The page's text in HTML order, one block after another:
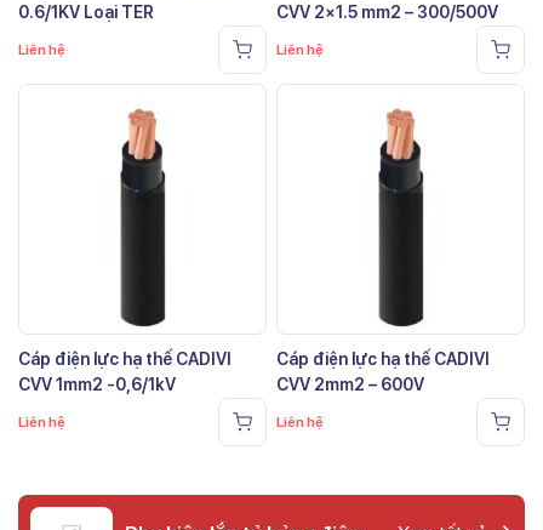
0.6/1KV Loại TER
Liên hệ
CVV 2×1.5 mm2 – 300/500V
Liên hệ
Cáp điện lực hạ thế CADIVI
CVV 1mm2 -0,6/1kV
Liên hệ
Cáp điện lực hạ thế CADIVI
CVV 2mm2 – 600V
Liên hệ